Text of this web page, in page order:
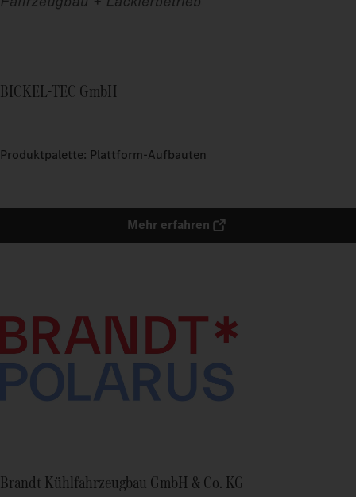
BICKEL-TEC GmbH
Produktpalette: Plattform-Aufbauten
Mehr erfahren
Brandt Kühlfahrzeugbau GmbH & Co. KG